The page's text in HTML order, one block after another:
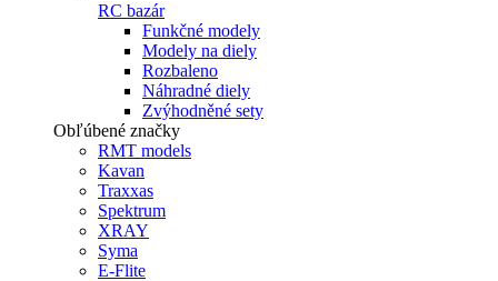
RC bazár
Funkčné modely
Modely na diely
Rozbaleno
Náhradné diely
Zvýhodněné sety
Obľúbené značky
RMT models
Kavan
Traxxas
Spektrum
XRAY
Syma
E-Flite